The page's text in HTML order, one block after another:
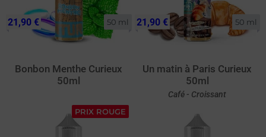
50 ml
Bonbon Menthe Curieux
50ml
21,90 € 50 ml
Un matin à Paris Curieux
50ml
Café - Croissant
21,90 €
PRIX ROUGE